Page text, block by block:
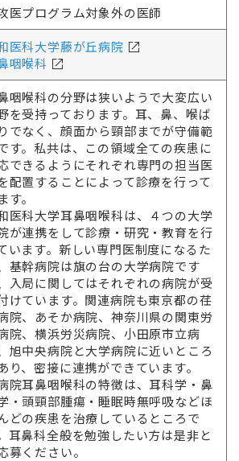
医プログラム対象外の医師
医科大学藤が丘病院
咽喉科
咽喉科の分野は狭いようで大変広い
を受持っております。耳、鼻、喉ば
でなく、顔面から頸部までが守備範
す。私共は、この領域全ての疾患に
できるようにそれぞれ専門の担当医
配置することによって診療を行って
す。
医科大学耳鼻咽喉科は、４つの大学
が連携をして診療・研究・教育を行
います。新しい専門医制度になるた
基幹病院は旗の台の大学病院です
入局に関してはそれぞれの病院が受
けています。関連病院も東京都の荏
院、あそか病院、神奈川県の関東労
院、横浜労災病院、小田原市立病
旭中央病院と大学病院に近いところ
り、密接に連携ができています。
院耳鼻咽喉科の特徴は、耳科学・鼻
・頭頸部腫瘍・睡眠時無呼吸などほ
どの疾患を治療しているところで
耳鼻科全般を勉強したい方は是非と
募ください。